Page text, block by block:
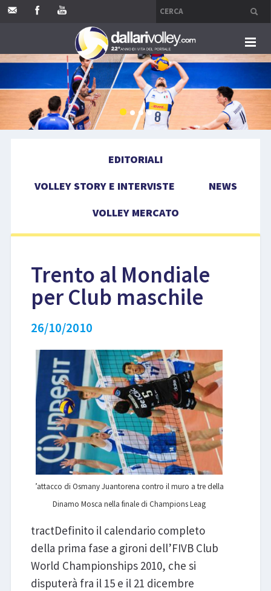
HOME
EDITORIALI
VOLLEY MERCATO
COMPETIZIONI
EVENTI
LIBRI
EDITORIALI
VOLLEY STORY E INTERVISTE
NEWS
VOLLEY MERCATO
Trento al Mondiale
per Club maschile
26/10/2010
’attacco di Osmany Juantorena contro il muro a tre della
Dinamo Mosca nella finale di Champions Leag
tractDefinito il calendario completo
della prima fase a gironi dell’FIVB Club
World Championships 2010, che si
disputerà fra il 15 e il 21 dicembre